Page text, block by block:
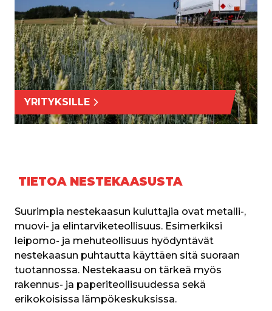
YRITYKSILLE
TIETOA NESTEKAASUSTA
Suurimpia nestekaasun kuluttajia ovat metalli-,
muovi- ja elintarviketeollisuus. Esimerkiksi
leipomo- ja mehuteollisuus hyödyntävät
nestekaasun puhtautta käyttäen sitä suoraan
tuotannossa. Nestekaasu on tärkeä myös
rakennus- ja paperiteollisuudessa sekä
erikokoisissa lämpökeskuksissa.